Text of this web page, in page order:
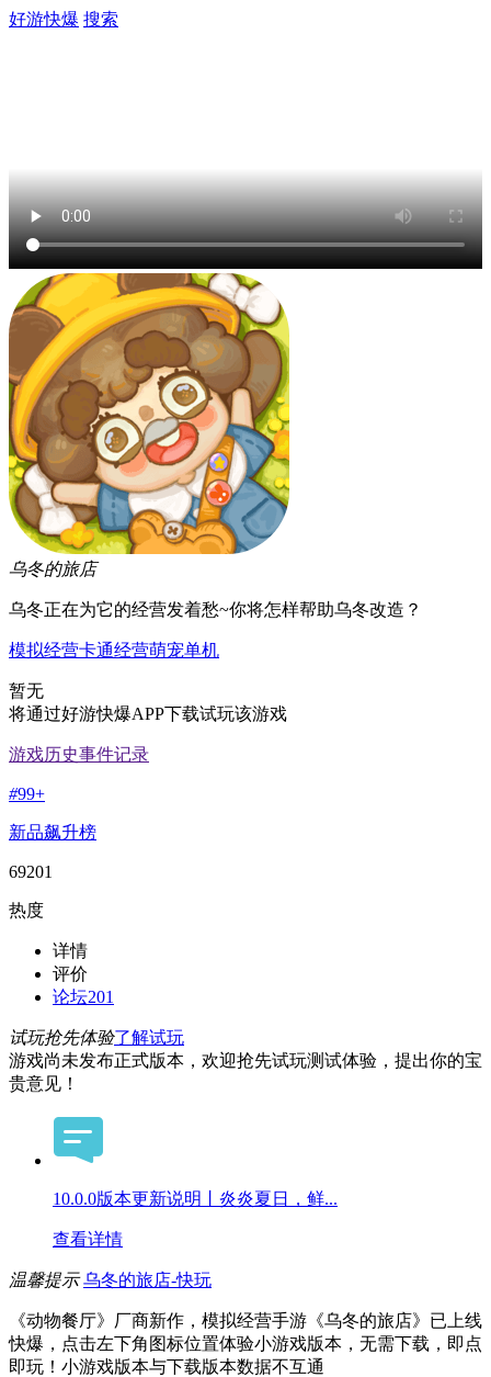
好游快爆 搜索
乌冬的旅店
乌冬正在为它的经营发着愁~你将怎样帮助乌冬改造？
模拟经营卡通经营萌宠单机
暂无
将通过好游快爆APP下载试玩该游戏
游戏历史事件记录
#99+
新品飙升榜
69201
热度
详情
评价
论坛201
试玩抢先体验了解试玩
游戏尚未发布正式版本，欢迎抢先试玩测试体验，提出你的宝
贵意见！
10.0.0版本更新说明丨炎炎夏日，鲜...
查看详情
温馨提示 乌冬的旅店-快玩
《动物餐厅》厂商新作，模拟经营手游《乌冬的旅店》已上线
快爆，点击左下角图标位置体验小游戏版本，无需下载，即点
即玩！小游戏版本与下载版本数据不互通